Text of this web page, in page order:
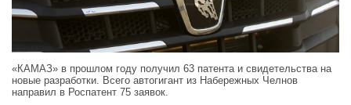
«КАМАЗ» в прошлом году получил 63 патента и свидетельства на
новые разработки. Всего автогигант из Набережных Челнов
направил в Роспатент 75 заявок.